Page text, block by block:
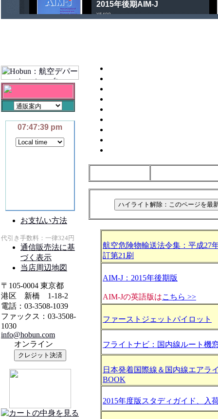
航空危険物輸送法令集：平成27
訂第21刷
AIM-J：2015年後期版
AIM-Jの英語版はこちら >>
ファーストジェットパイロット
フライトナビ：国内線ルート機
日本発着国際線＆国内線エアラ
BOOK
2015年度版スタディガイド、入